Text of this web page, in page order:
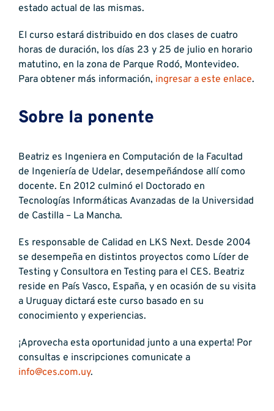
estado actual de las mismas.
El curso estará distribuido en dos clases de cuatro
horas de duración, los días 23 y 25 de julio en horario
matutino, en la zona de Parque Rodó, Montevideo.
Para obtener más información, ingresar a este enlace.
Sobre la ponente
Beatriz es Ingeniera en Computación de la Facultad
de Ingeniería de Udelar, desempeñándose allí como
docente. En 2012 culminó el Doctorado en
Tecnologías Informáticas Avanzadas de la Universidad
de Castilla – La Mancha.
Es responsable de Calidad en LKS Next. Desde 2004
se desempeña en distintos proyectos como Líder de
Testing y Consultora en Testing para el CES. Beatriz
reside en País Vasco, España, y en ocasión de su visita
a Uruguay dictará este curso basado en su
conocimiento y experiencias.
¡Aprovecha esta oportunidad junto a una experta! Por
consultas e inscripciones comunicate a
info@ces.com.uy.